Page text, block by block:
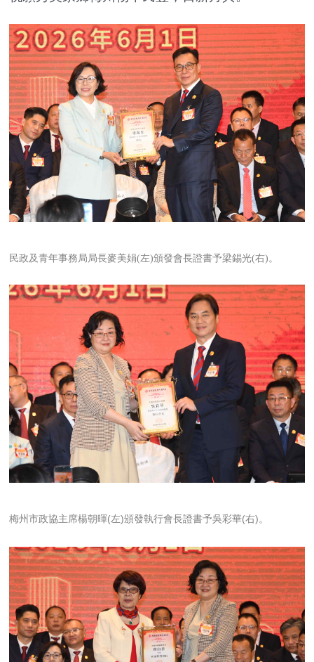
民政及青年事務局局長麥美娟(左)頒發會長證書予梁錫光(右)。
梅州市政協主席楊朝暉(左)頒發執行會長證書予吳彩華(右)。